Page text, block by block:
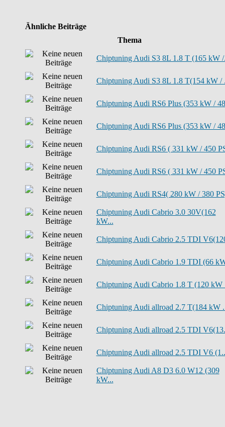
Ähnliche Beiträge
Thema
Chiptuning Audi S3 8L 1.8 T (165 kW /
Chiptuning Audi S3 8L 1.8 T(154 kW /
Chiptuning Audi RS6 Plus (353 kW /
Chiptuning Audi RS6 Plus (353 kW /
Chiptuning Audi RS6 ( 331 kW / 450
Chiptuning Audi RS6 ( 331 kW / 450
Chiptuning Audi RS4( 280 kW / 380
Chiptuning Audi Cabrio 3.0 30V(162
kW...
Chiptuning Audi Cabrio 2.5 TDI
Chiptuning Audi Cabrio 1.9 TDI (66
Chiptuning Audi Cabrio 1.8 T (120 kW
Chiptuning Audi allroad 2.7 T(184 kW
Chiptuning Audi allroad 2.5 TDI
Chiptuning Audi allroad 2.5 TDI V6
Chiptuning Audi A8 D3 6.0 W12 (309
kW...